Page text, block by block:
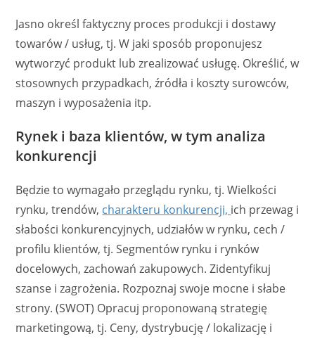
Jasno określ faktyczny proces produkcji i dostawy
towarów / usług, tj. W jaki sposób proponujesz
wytworzyć produkt lub zrealizować usługę. Określić, w
stosownych przypadkach, źródła i koszty surowców,
maszyn i wyposażenia itp.
Rynek i baza klientów, w tym analiza
konkurencji
Będzie to wymagało przeglądu rynku, tj. Wielkości
rynku, trendów, charakteru konkurencji, ich przewag i
słabości konkurencyjnych, udziałów w rynku, cech /
profilu klientów, tj. Segmentów rynku i rynków
docelowych, zachowań zakupowych. Zidentyfikuj
szanse i zagrożenia. Rozpoznaj swoje mocne i słabe
strony. (SWOT) Opracuj proponowaną strategię
marketingową, tj. Ceny, dystrybucję / lokalizację i